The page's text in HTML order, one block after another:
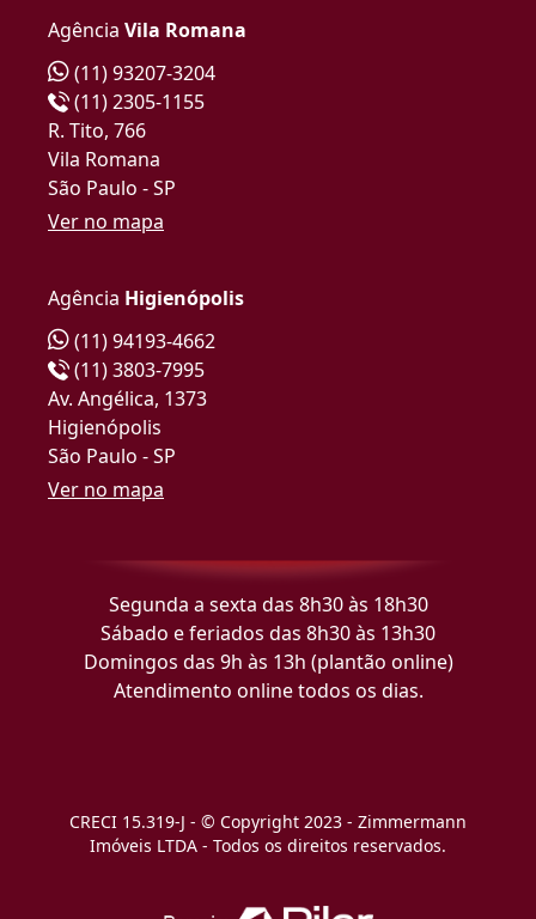
Agência Vila Romana
(11) 93207-3204
(11) 2305-1155
R. Tito, 766
Vila Romana
São Paulo - SP
Ver no mapa
Agência Higienópolis
(11) 94193-4662
(11) 3803-7995
Av. Angélica, 1373
Higienópolis
São Paulo - SP
Ver no mapa
Segunda a sexta das 8h30 às 18h30
Sábado e feriados das 8h30 às 13h30
Domingos das 9h às 13h (plantão online)
Atendimento online todos os dias.
CRECI 15.319-J - © Copyright 2023 - Zimmermann
Imóveis LTDA - Todos os direitos reservados.